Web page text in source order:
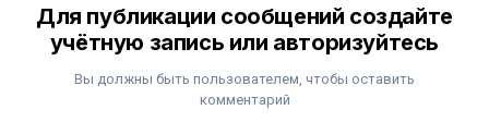
Для публикации сообщений создайте
учётную запись или авторизуйтесь
Вы должны быть пользователем, чтобы оставить
комментарий